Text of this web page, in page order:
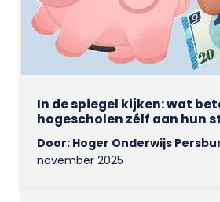
In de spiegel kijken: wat
hogescholen zélf aan hun
Door: Hoger Onderwijs
november 2025